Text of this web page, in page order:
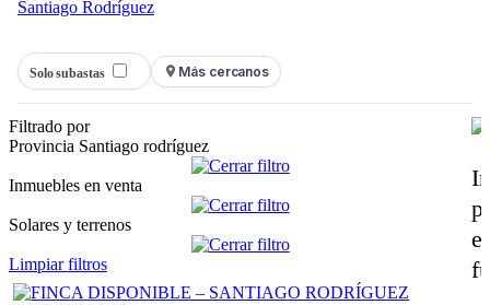
Santiago Rodríguez
Solo subastas Más cercanos
Filtrado por
Provincia Santiago rodríguez
Inmuebles en venta
Solares y terrenos
Limpiar filtros